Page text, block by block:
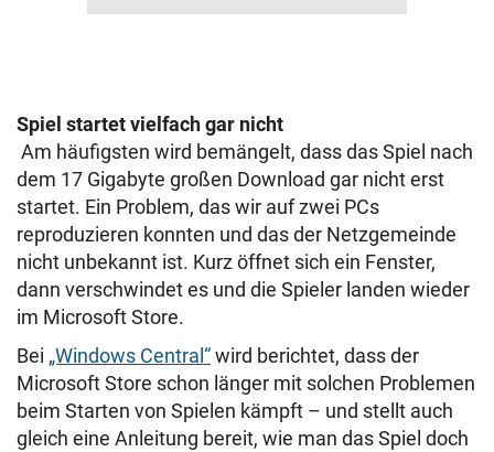
Spiel startet vielfach gar nicht
Am häufigsten wird bemängelt, dass das Spiel nach
dem 17 Gigabyte großen Download gar nicht erst
startet. Ein Problem, das wir auf zwei PCs
reproduzieren konnten und das der Netzgemeinde
nicht unbekannt ist. Kurz öffnet sich ein Fenster,
dann verschwindet es und die Spieler landen wieder
im Microsoft Store.
Bei „Windows Central“wird berichtet, dass der
Microsoft Store schon länger mit solchen Problemen
beim Starten von Spielen kämpft – und stellt auch
gleich eine Anleitung bereit, wie man das Spiel doch